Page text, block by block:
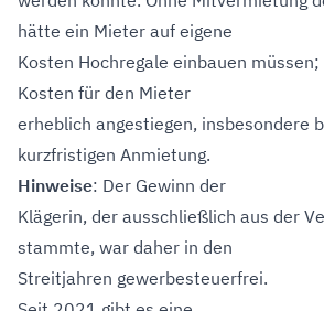
hätte ein Mieter auf eigene
Kosten Hochregale einbauen
Kosten für den Mieter
erheblich angestiegen, insbesondere
kurzfristigen Anmietung.
Hinweise: Der Gewinn der
Klägerin, der ausschließlich aus der
stammte, war daher in den
Streitjahren gewerbesteuerfrei.